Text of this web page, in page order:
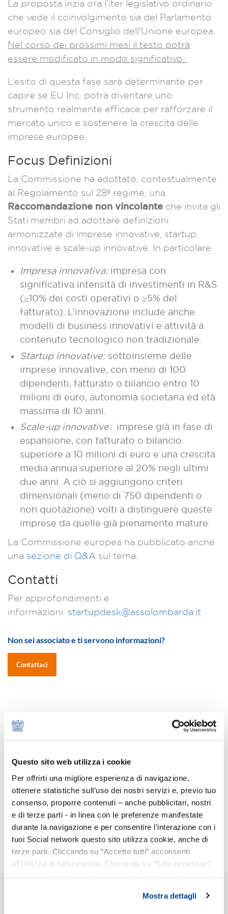
Questo sito web utilizza i cookie
Per offrirti una migliore esperienza di navigazione,
ottenere statistiche sull’uso dei nostri servizi e, previo tuo
consenso, proporre contenuti – anche pubblicitari, nostri
e di terze parti - in linea con le preferenze manifestate
durante la navigazione e per consentire l’interazione con i
tuoi Social network questo sito utilizza cookie, anche di
terze parti. Cliccando su “Accetto tutti” acconsenti
all’utilizzo di tutti i cookie. Cliccando su “Solo necessari”
propria volontà in relazione a ciascuna categoria di
Mostra dettagli
La proposta inzia ora l’iter legislativo ordinario
che vede il coinvolgimento sia del Parlamento
europeo sia del Consiglio dell'Unione europea.
Nel corso dei prossimi mesi il testo potrà
essere modificato in modo significativo.
L’esito di questa fase sarà determinante per
capire se EU Inc. potrà diventare uno
strumento realmente efficace per rafforzare il
mercato unico e sostenere la crescita delle
imprese europee.
Focus Definizioni
La Commissione ha adottato, contestualmente
al Regolamento sul 28º regime, una
Raccomandazione non vincolante che invita gli
Stati membri ad adottare definizioni
armonizzate di imprese innovative, startup
innovative e scale-up innovative. In particolare:
Impresa innovativa: impresa con
significativa intensità di investimenti in R&S
(≥10% dei costi operativi o ≥5% del
fatturato). L’innovazione include anche
modelli di business innovativi e attività a
contenuto tecnologico non tradizionale.
Startup innovative:sottoinsieme delle
imprese innovative, con meno di 100
dipendenti, fatturato o bilancio entro 10
milioni di euro, autonomia societaria ed età
massima di 10 anni.
Scale-up innovative:imprese già in fase di
espansione, con fatturato o bilancio
superiore a 10 milioni di euro e una crescita
media annua superiore al 20% negli ultimi
due anni. A ciò si aggiungono criteri
dimensionali (meno di 750 dipendenti o
non quotazione) volti a distinguere queste
imprese da quelle già pienamente mature.
La Commissione europea ha pubblicato anche
una sezione di Q&A sul tema.
Contatti
Per approfondimenti e
informazioni: startupdesk@assolombarda.it
Non sei associato e ti servono informazioni?
Contattaci
CONTENUTI CORRELATI
1.4 MB
Stampa
STARTUP